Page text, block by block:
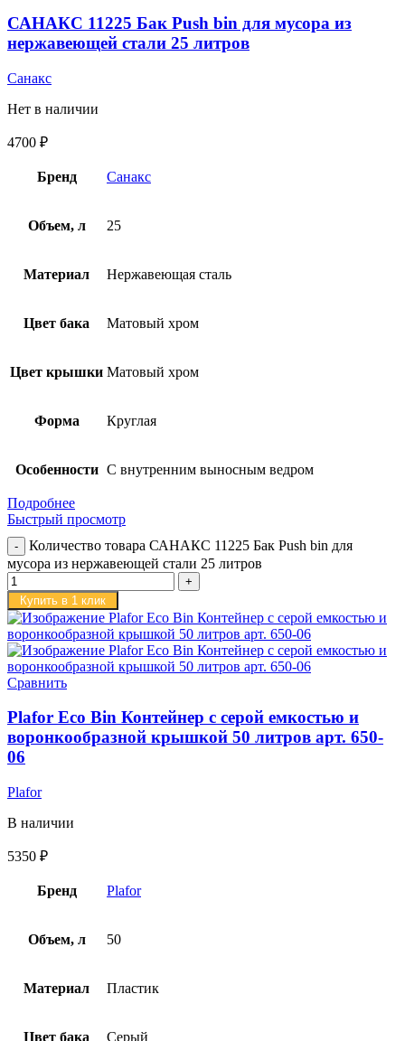
САНАКС 11225 Бак Push bin для мусора из
нержавеющей стали 25 литров
Санакс
Нет в наличии
4700 ₽
Бренд Санакс
Объем, л 25
Материал Нержавеющая сталь
Цвет бака Матовый хром
Цвет крышки Матовый хром
Форма Круглая
Особенности С внутренним выносным ведром
Подробнее
Быстрый просмотр
Количество товара САНАКС 11225 Бак Push bin для
мусора из нержавеющей стали 25 литров
Купить в 1 клик
Сравнить
Plafor Eco Bin Контейнер с серой емкостью и
воронкообразной крышкой 50 литров арт. 650-
06
Plafor
В наличии
5350 ₽
Бренд Plafor
Объем, л 50
Материал Пластик
Цвет бака Серый